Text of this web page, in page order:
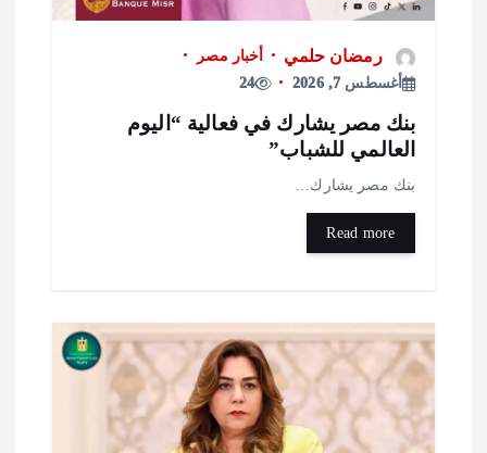
رمضان حلمي
أخبار مصر
أغسطس 7, 2026
24
مصر يشارك في فعالية “اليوم
للشباب”
مصر يشارك…